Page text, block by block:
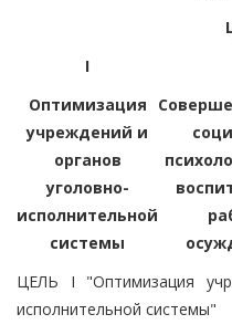
I
Оптимизация
учреждений и
органов
уголовно-
исполнительной
системы
ЦЕЛЬ I "Оптимизация
исполнительной системы"